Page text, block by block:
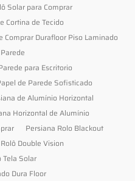
Solar para Comprar
Cortina de Tecido
Comprar Durafloor Piso Laminado
para Escritorio
de Parede Sofisticado
de Alumínio Horizontal
Horizontal de Alumínio
Persiana Rolo Blackout
Double Vision
Tela Solar
Dura Floor